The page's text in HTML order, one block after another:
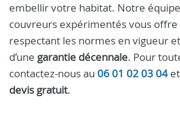
embellir votre habitat. Notre équipe
couvreurs expérimentés vous offre
respectant les normes en vigueur
d’une garantie décennale. Pour
contactez-nous au 06 01 02 03 04
devis gratuit.